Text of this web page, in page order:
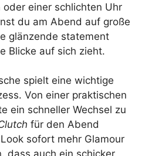
einer schlichten Uhr
du am Abend auf große
glänzende statement
Blicke auf sich zieht.
spielt eine wichtige
Von einer praktischen
ein schneller Wechsel zu
für den Abend
sofort mehr Glamour